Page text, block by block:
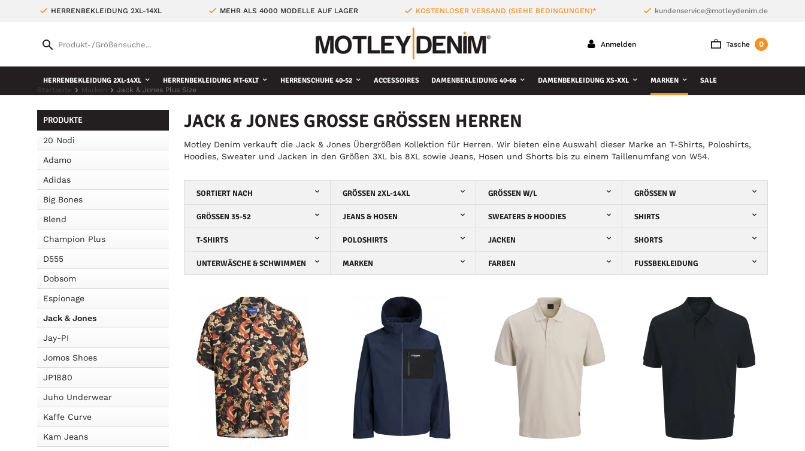
HERRENBEKLEIDUNG 2XL-14XL MEHR ALS 4000 MODELLE AUF LAGER KOSTENLOSER VERSAND (SIEHE BEDINGUNGEN)* kundenservice@motleydenim.de
Tasche 0
Anmelden
HERRENBEKLEIDUNG 2XL-14XL HERRENBEKLEIDUNG MT-6XLT HERRENSCHUHE 40-52 ACCESSOIRES DAMENBEKLEIDUNG 40-66 DAMENBEKLEIDUNG XS-XXL MARKEN SALE
Startseite Marken Jack & Jones Plus Size
PRODUKTE
20 Nodi
Adamo
Adidas
Big Bones
Blend
Champion Plus
D555
Dobsom
Espionage
Jack & Jones
Jay-PI
Jomos Shoes
JP1880
Juho Underwear
Kaffe Curve
Kam Jeans
JACK & JONES GROSSE GRÖSSEN HERREN
Motley Denim verkauft die Jack & Jones Übergrößen Kollektion für Herren. Wir bieten eine Auswahl dieser Marke an T-Shirts, Poloshirts,
Hoodies, Sweater und Jacken in den Größen 3XL bis 8XL sowie Jeans, Hosen und Shorts bis zu einem Taillenumfang von W54.
SORTIERT NACH GRÖSSEN 2XL-14XL GRÖSSEN W/L GRÖSSEN W
GRÖSSEN 35-52 JEANS & HOSEN SWEATERS & HOODIES SHIRTS
T-SHIRTS POLOSHIRTS JACKEN SHORTS
UNTERWÄSCHE & SCHWIMMEN MARKEN FARBEN FUSSBEKLEIDUNG